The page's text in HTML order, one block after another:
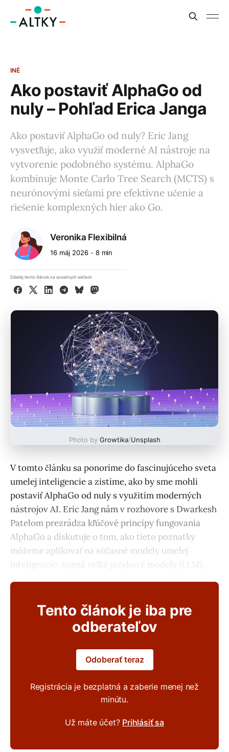
INÉ
Ako postaviť AlphaGo od
nuly – Pohľad Erica Janga
Ako postaviť AlphaGo od nuly? Eric Jang
vysvetľuje, ako využiť moderné AI nástroje na
vytvorenie podobného systému. AlphaGo
kombinuje Monte Carlo Tree Search (MCTS) s
neurónovými sieťami pre efektívne učenie a
riešenie komplexných hier ako Go.
Veronika Flexibilná
16 máj 2026 8 min
Zdieľaj tento článok na sociálnych sieťach
Facebook
X LinkedInTelegram
BlueskyMastodon
Photo by Growtika/Unsplash
V tomto článku sa ponoríme do fascinujúceho sveta
umelej inteligencie a zistíme, ako by sme mohli
postaviť AlphaGo od nuly s využitím moderných
nástrojov AI. Eric Jang nám v rozhovore s Dwarkesh
Patelom prezrádza kľúčové princípy fungovania
AlphaGo a diskutuje o tom, ako tieto poznatky
môžeme aplikovať na súčasné modely umelej
inteligencie, najmä veľké jazykové modely (LLM).
Tento článok je iba pre
odberateľov
Odoberať teraz
Registrácia je bezplatná a zaberie menej než
minútu.
Už máte účet? Prihlásiť sa